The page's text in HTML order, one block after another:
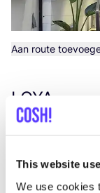
This website
We use cookies
Aan route
LOYA
Wilhelminastraat
Kleding